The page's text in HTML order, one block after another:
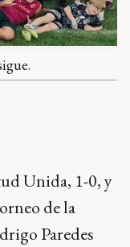
Unida, 1-0, y
de la
Paredes